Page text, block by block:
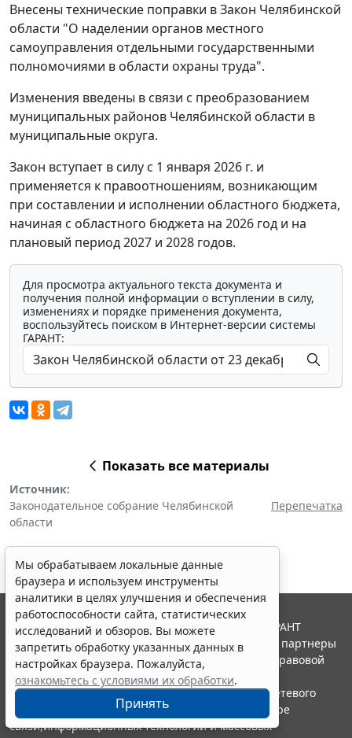
Внесены технические поправки в Закон Челябинской
области "О наделении органов местного
самоуправления отдельными государственными
полномочиями в области охраны труда".
Изменения введены в связи с преобразованием
муниципальных районов Челябинской области в
муниципальные округа.
Закон вступает в силу с 1 января 2026 г. и
применяется к правоотношениям, возникающим
при составлении и исполнении областного бюджета,
начиная с областного бюджета на 2026 год и на
плановый период 2027 и 2028 годов.
Для просмотра актуального текста документа и
получения полной информации о вступлении в силу,
изменениях и порядке применения документа,
воспользуйтесь поиском в Интернет-версии системы
ГАРАНТ:
Показать все материалы
Источник:
Законодательное собрание Челябинской
области
Перепечатка
Мы обрабатываем локальные данные
браузера и используем инструменты
аналитики в целях улучшения и обеспечения
работоспособности сайта, статистических
исследований и обзоров. Вы можете
запретить обработку указанных данных в
настройках браузера. Пожалуйста,
ознакомьтесь с условиями их обработки.
Принять
© ООО "НПП "ГАРАНТ-СЕРВИС", 2026. Система ГАРАНТ
выпускается с 1990 года. Компания "Гарант" и ее партнеры
являются участниками Российской ассоциации правовой
информации ГАРАНТ.
Портал ГАРАНТ.РУ зарегистрирован в качестве сетевого
издания Федеральной службой по надзору в сфере
связи,информационных технологий и массовых